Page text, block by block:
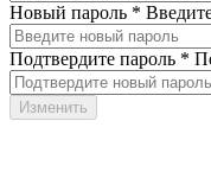
Новый пароль *
Подтвердите пароль *